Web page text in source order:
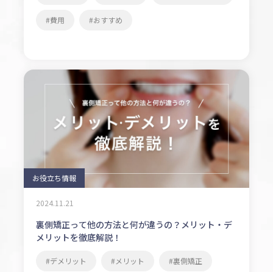
費用 おすすめ
お役立ち情報
2024.11.21
裏側矯正って他の方法と何が違うの？メリット・デ
メリットを徹底解説！
デメリット メリット 裏側矯正